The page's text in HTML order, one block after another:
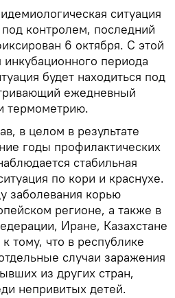
ситуация
контролем, последний
6 октября. С этой
периода
будет находиться под
ежедневный
термометрию.
в целом в результате
годы профилактических
стабильная
по кори и краснухе.
заболевания корью
регионе, а также в
Иране, Казахстане
тому, что в республике
случаи заражения
из других стран,
непривитых детей.